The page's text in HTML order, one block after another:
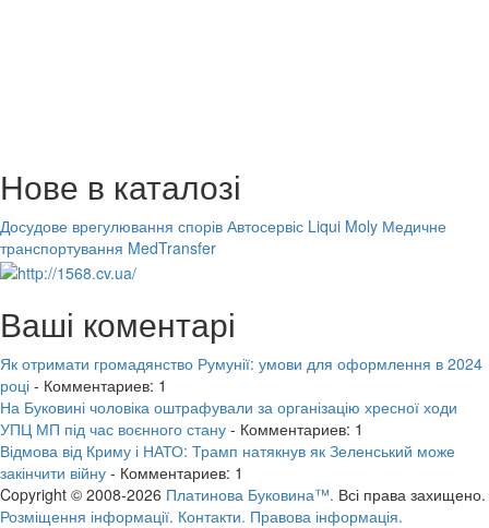
Нове в каталозі
Досудове врегулювання спорів Автосервіс Liqui Moly Медичне
транспортування MedTransfer
Ваші коментарі
Як отримати громадянство Румунії: умови для оформлення в 2024
році - Комментариев: 1
На Буковині чоловіка оштрафували за організацію хресної ходи
УПЦ МП під час воєнного стану - Комментариев: 1
Відмова від Криму і НАТО: Трамп натякнув як Зеленський може
закінчити війну - Комментариев: 1
Copyright © 2008-2026 Платинова Буковина™. Всі права захищено.
Розміщення інформації. Контакти. Правова інформація.